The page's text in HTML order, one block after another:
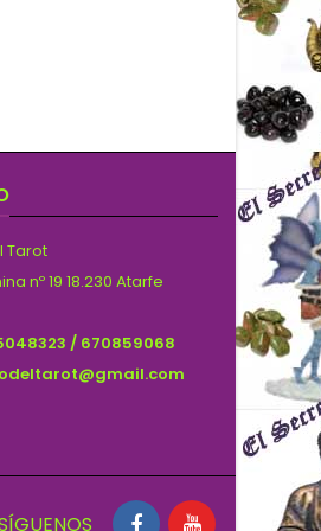
Tarot
nº 19 18.230 Atarfe
/ 670859068